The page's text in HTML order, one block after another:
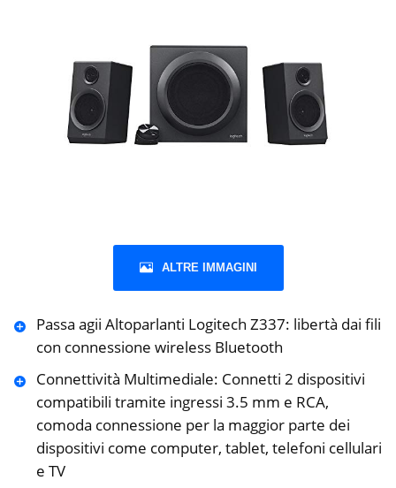
ALTRE IMMAGINI
Passa agii Altoparlanti Logitech Z337: libertà dai fili
con connessione wireless Bluetooth
Connettività Multimediale: Connetti 2 dispositivi
compatibili tramite ingressi 3.5 ‎mm e RCA,
comoda connessione per la maggior parte dei
dispositivi come computer, tablet, telefoni cellulari
e TV